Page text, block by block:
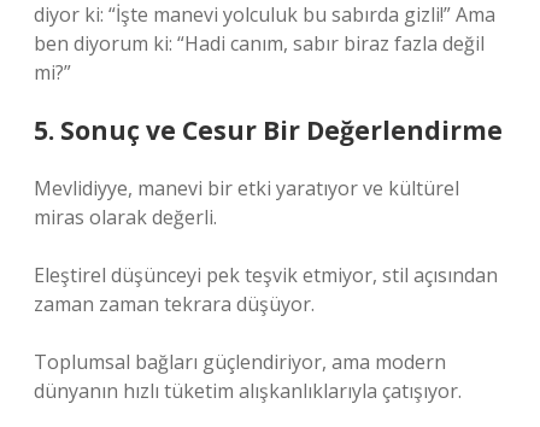
diyor ki: “İşte manevi yolculuk bu sabırda gizli!” Ama
ben diyorum ki: “Hadi canım, sabır biraz fazla değil
mi?”
5. Sonuç ve Cesur Bir Değerlendirme
Mevlidiyye, manevi bir etki yaratıyor ve kültürel
miras olarak değerli.
Eleştirel düşünceyi pek teşvik etmiyor, stil açısından
zaman zaman tekrara düşüyor.
Toplumsal bağları güçlendiriyor, ama modern
dünyanın hızlı tüketim alışkanlıklarıyla çatışıyor.